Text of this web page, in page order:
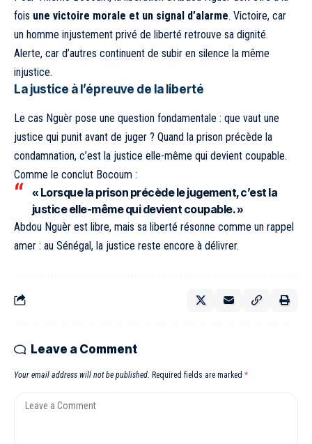
fois une victoire morale et un signal d’alarme. Victoire, car
un homme injustement privé de liberté retrouve sa dignité.
Alerte, car d’autres continuent de subir en silence la même
injustice.
La justice à l’épreuve de la liberté
Le cas Nguèr pose une question fondamentale : que vaut une
justice qui punit avant de juger ? Quand la prison précède la
condamnation, c’est la justice elle-même qui devient coupable.
Comme le conclut Bocoum :
« Lorsque la prison précède le jugement, c’est la
justice elle-même qui devient coupable. »
Abdou Nguèr est libre, mais sa liberté résonne comme un rappel
amer : au Sénégal, la justice reste encore à délivrer.
Leave a Comment
Your email address will not be published. Required fields are marked *